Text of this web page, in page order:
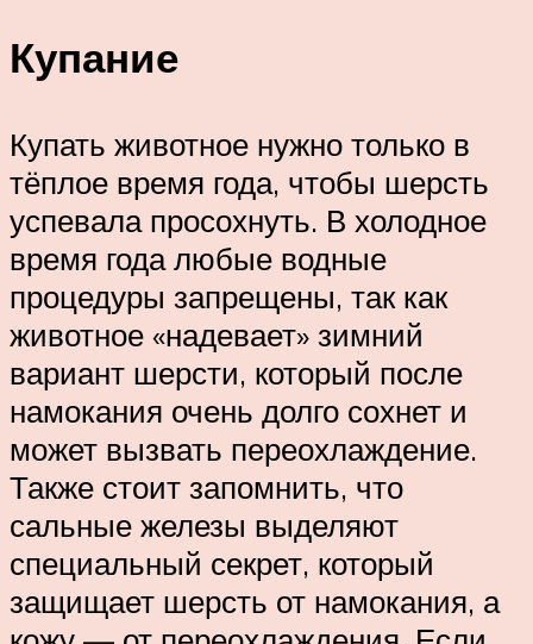
Купание
Купать животное нужно только в
тёплое время года, чтобы шерсть
успевала просохнуть. В холодное
время года любые водные
процедуры запрещены, так как
животное «надевает» зимний
вариант шерсти, который после
намокания очень долго сохнет и
может вызвать переохлаждение.
Также стоит запомнить, что
сальные железы выделяют
специальный секрет, который
защищает шерсть от намокания, а